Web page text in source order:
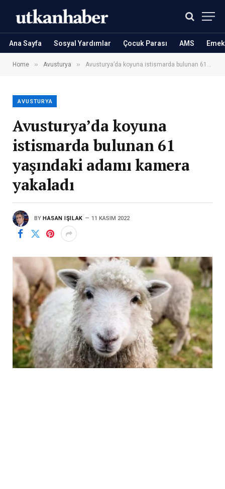
Ana Sayfa Sosyal Yardımlar Çocuk Parası AMS
Home » Avusturya » Avusturya’da koyuna istismarda bulunan 61 yaşındaki adamı kamera yakaladı
AVUSTURYA
Avusturya’da koyuna
istismarda bulunan 61
yaşındaki adamı kamera
yakaladı
BY HASAN IŞILAK 11 KASIM 2022